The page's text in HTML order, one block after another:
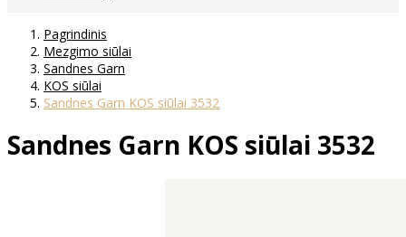
Pagrindinis
Mezgimo siūlai
Sandnes Garn
KOS siūlai
Sandnes Garn KOS siūlai 3532
Sandnes Garn KOS siūlai 3532